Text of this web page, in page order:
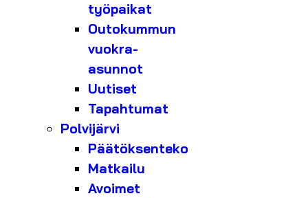
työpaikat
Outokummun
vuokra-
asunnot
Uutiset
Tapahtumat
Polvijärvi
Päätöksenteko
Matkailu
Avoimet